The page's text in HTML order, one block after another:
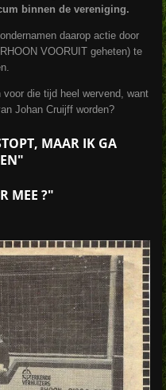
binnen de vereniging.
daarop actie door
VOORUIT geheten) te
die tijd heel wervend, want
Johan Cruijff worden?
MAAR IK GA
MEE ?"